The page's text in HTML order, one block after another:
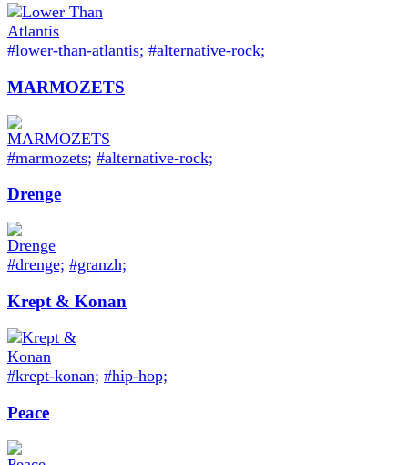
#lower-than-atlantis; #alternative-rock;
MARMOZETS
#marmozets; #alternative-rock;
Drenge
#drenge; #granzh;
Krept & Konan
#krept-konan; #hip-hop;
Peace